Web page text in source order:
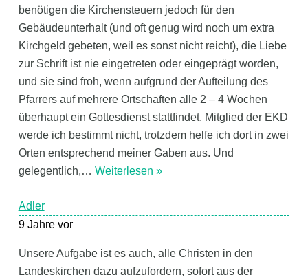
benötigen die Kirchensteuern jedoch für den
Gebäudeunterhalt (und oft genug wird noch um extra
Kirchgeld gebeten, weil es sonst nicht reicht), die Liebe
zur Schrift ist nie eingetreten oder eingeprägt worden,
und sie sind froh, wenn aufgrund der Aufteilung des
Pfarrers auf mehrere Ortschaften alle 2 – 4 Wochen
überhaupt ein Gottesdienst stattfindet. Mitglied der EKD
werde ich bestimmt nicht, trotzdem helfe ich dort in zwei
Orten entsprechend meiner Gaben aus. Und
gelegentlich,… Weiterlesen »
Adler
9 Jahre vor
Unsere Aufgabe ist es auch, alle Christen in den
Landeskirchen dazu aufzufordern, sofort aus der